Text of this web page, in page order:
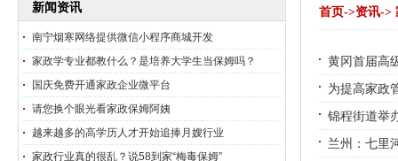
新闻资讯
南宁烟寒网络提供微信小程序商城开发
家政学专业都教什么？是培养大学生当保姆吗？
国庆免费开通家政企业微平台
请您换个眼光看家政保姆阿姨
越来越多的高学历人才开始追捧月嫂行业
家政行业真的很乱？说58到家“梅毒保姆”
首页->资讯->
黄冈首届高
为提高家政
锦程街道举
兰州：七里